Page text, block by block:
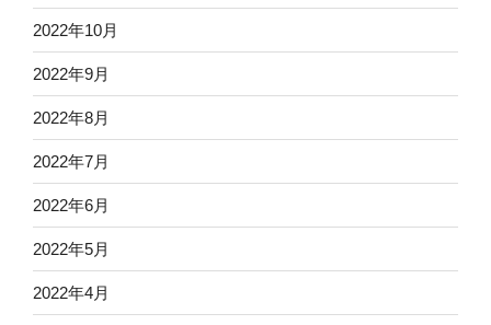
2022年10月
2022年9月
2022年8月
2022年7月
2022年6月
2022年5月
2022年4月